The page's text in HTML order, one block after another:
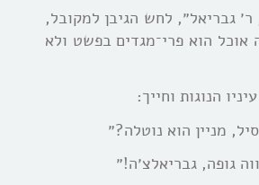
ר׳ גבריאל״, לחש הגיבן למקובל,
הוא פרי־מגדים בפשט ולא
הנוגות וחייך:
מניין הוא נוטלה?״
גופה, גבריאלצ׳ה!״